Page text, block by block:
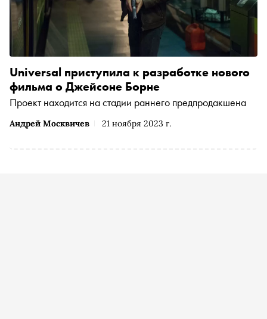
Андрей Москвичев 21 ноября 2023 г.
Universal приступила к разработке нового
фильма о Джейсоне Борне
Проект находится на стадии раннего предпродакшена